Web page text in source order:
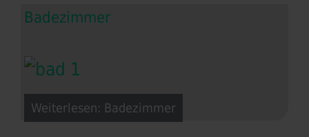
Badezimmer
Weiterlesen: Badezimmer